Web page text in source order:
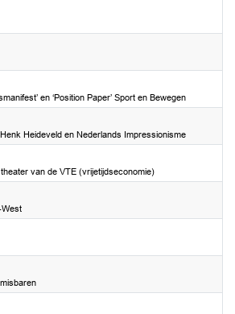
en ‘Position Paper’ Sport en Bewegen
Heideveld en Nederlands Impressionisme
van de VTE (vrijetijdseconomie)
West